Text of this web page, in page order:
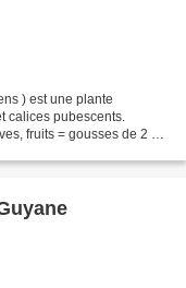
) est une plante
calices pubescents.
fruits = gousses de 2 à